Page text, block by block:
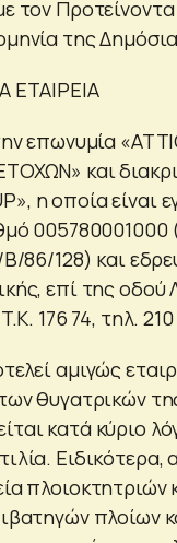
τον
της
ΕΤΑΙΡΕΙΑ
επωνυμία
και
η οποία είναι
86/128) και
επί της οδού
176 74, τηλ.
αμιγώς
θυγατρικών
κατά κύριο
Ειδικότερα,
πλοιοκτητριών
πλοίων